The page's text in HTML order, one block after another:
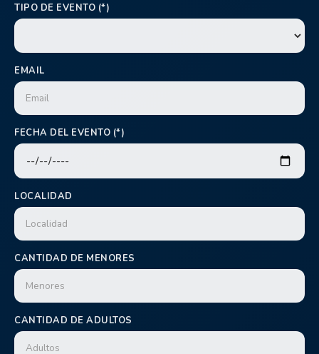
TIPO DE EVENTO (*)
EMAIL
FECHA DEL EVENTO (*)
LOCALIDAD
CANTIDAD DE MENORES
CANTIDAD DE ADULTOS